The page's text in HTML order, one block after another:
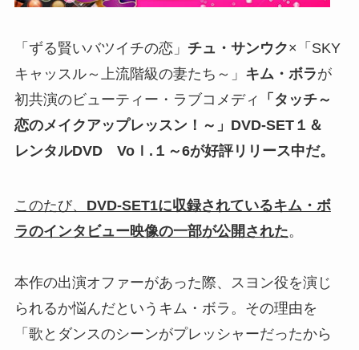
「ずる賢いバツイチの恋」 チュ・サンウク×「SKY
キャッスル～上流階級の妻たち～」 キム・ボラが
初共演のビューティー・ラブコメディ
「タッチ～
恋のメイクアップレッスン！～」DVD-SET１＆
レンタルDVD Voｌ.１～6が好評リリース中だ。
このたび、 DVD-SET1に収録されているキム・ボ
ラのインタビュー映像の一部が公開された。
本作の出演オファーがあった際、スヨン役を演じ
られるか悩んだというキム・ボラ。その理由を
「歌とダンスのシーンがプレッシャーだったから